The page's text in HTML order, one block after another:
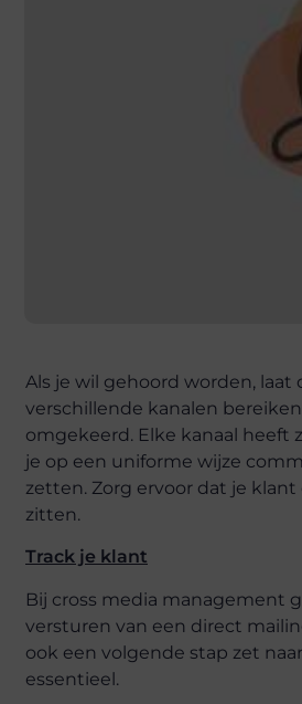
Als je wil gehoord worden, laat
verschillende kanalen
omgekeerd. Elke kanaal heeft
je op een uniforme wijze
zetten. Zorg ervoor dat je
zitten.
Track je klant
Bij cross media management
versturen van een direct
ook een volgende stap zet
essentieel.